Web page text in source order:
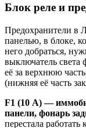
Блок реле и
Предохранители в
панелью, в блоке,
него добраться,
выключатель света
её за верхнюю
(нижняя её часть
F1 (10 А) —
панели, фонарь
перестала